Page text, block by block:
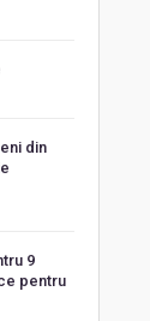
din
9
pentru